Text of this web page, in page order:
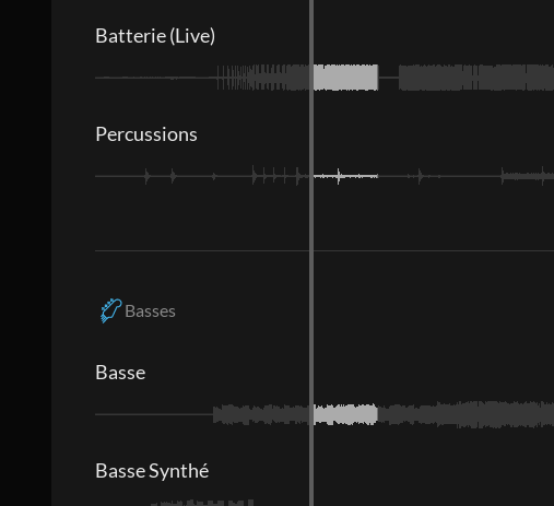
Batterie (Live)
Percussions
Basses
Basse
Basse Synthé